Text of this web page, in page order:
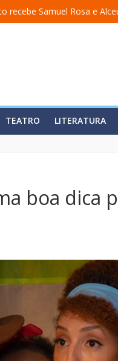
recebe Samuel Rosa e
academia” ganha nova
álbum em homenagem a
o solo “Eu matei a
TEATRO LITERATURA
boa dica